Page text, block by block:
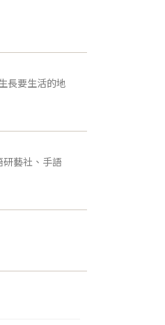
長要生活的地
研藝社、手語